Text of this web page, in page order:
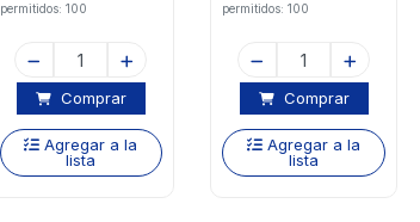
permitidos: 100
Comprar
Agregar a la
lista
permitidos: 100
Comprar
Agregar a la
lista